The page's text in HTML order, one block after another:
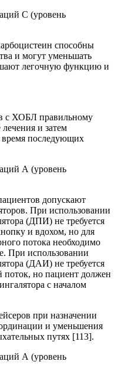
C (уровень
способны
и могут уменьшать
легочную функцию и
с ХОБЛ правильному
и затем
время последующих
А (уровень
допускают
При использовании
(ДПИ) не требуется
и вдохом, но для
потока необходимо
При использовании
(ДАИ) не требуется
поток, но пациент должен
с началом
при назначении
и уменьшения
путях [113].
А (уровень